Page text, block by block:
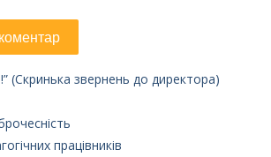
(Скринька звернень до директора)
працівників